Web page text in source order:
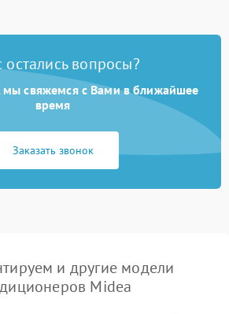
остались вопросы?
мы свяжемся с Вами в ближайшее
время
Заказать звонок
и другие модели
Midea